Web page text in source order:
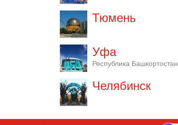
Тюмень
Уфа
Республика Башкортостан
Челябинск